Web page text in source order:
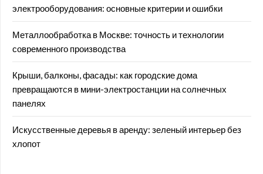
электрооборудования: основные критерии и ошибки
Металлообработка в Москве: точность и технологии
современного производства
Крыши, балконы, фасады: как городские дома
превращаются в мини-электростанции на солнечных
панелях
Искусственные деревья в аренду: зеленый интерьер без
хлопот